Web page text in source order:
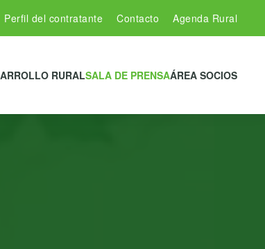
Perfil del contratante Contacto Agenda Rural
RURALSALA DE PRENSAÁREA SOCIOS